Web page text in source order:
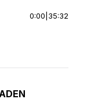
0:00 35:32